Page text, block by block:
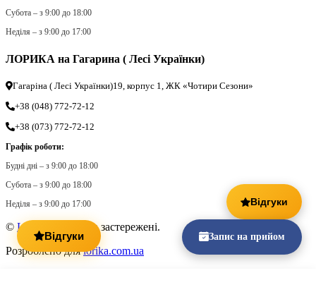
Субота – з 9:00 до 18:00
Неділя – з 9:00 до 17:00
ЛОРИКА на Гагарина ( Лесі Українки)
Гагаріна ( Лесі Українки)19, корпус 1, ЖК «Чотири Сезони»
+38 (048) 772-72-12
+38 (073) 772-72-12
Графік роботи:
Будні дні – з 9:00 до 18:00
Субота – з 9:00 до 18:00
Неділя – з 9:00 до 17:00
© Lorika
. Всі права застережені.
Розроблено дляlorika.com.ua
Відгуки
Запис на прийом
Відгуки